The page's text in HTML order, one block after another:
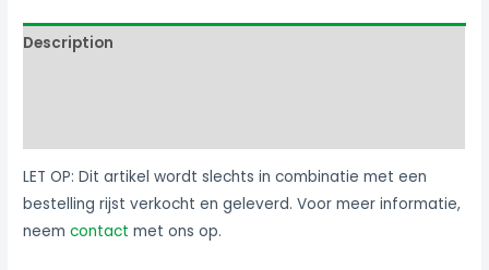
Description
LET OP: Dit artikel wordt slechts in combinatie met een
bestelling rijst verkocht en geleverd. Voor meer informatie,
neemcontact met ons op.